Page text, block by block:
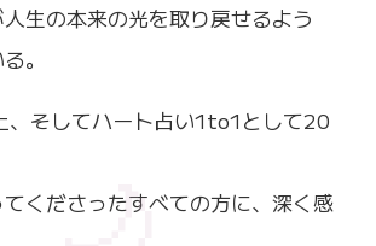
生の本来の光を取り戻せるよう
。
、そしてハート占い1to1として20
くださったすべての方に、深く感